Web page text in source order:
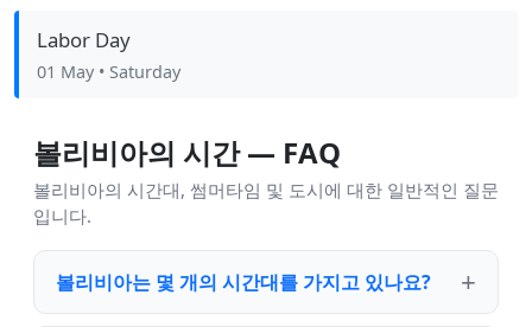
Labor Day
01 May • Saturday
볼리비아의 시간 — FAQ
볼리비아의 시간대, 썸머타임 및 도시에 대한 일반적인 질문
입니다.
볼리비아는 몇 개의 시간대를 가지고 있나요?